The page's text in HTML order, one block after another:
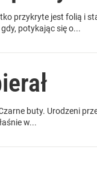
przykryte jest folią i
potykając się o...
buty. Urodzeni
w...